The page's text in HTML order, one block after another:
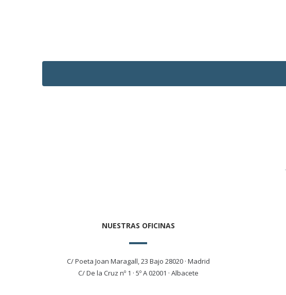
NUESTRAS OFICINAS
C/ Poeta Joan Maragall, 23 Bajo 28020 · Madrid
C/ De la Cruz nº 1 · 5º A 02001 · Albacete